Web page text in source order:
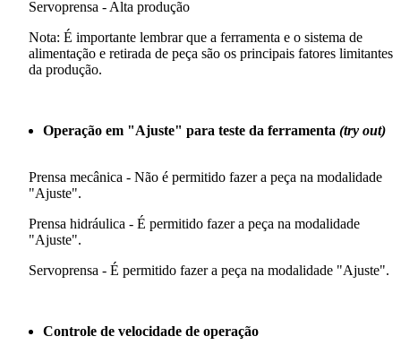
Servoprensa - Alta produção
Nota: É importante lembrar que a ferramenta e o sistema de
alimentação e retirada de peça são os principais fatores limitantes
da produção.
Operação em "Ajuste" para teste da ferramenta (try out)
Prensa mecânica - Não é permitido fazer a peça na modalidade
"Ajuste".
Prensa hidráulica - É permitido fazer a peça na modalidade
"Ajuste".
Servoprensa - É permitido fazer a peça na modalidade "Ajuste".
Controle de velocidade de operação